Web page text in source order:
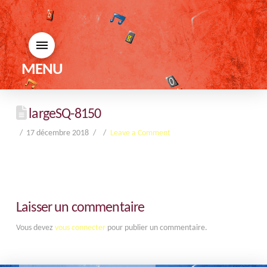
MENU
largeSQ-8150
17 décembre 2018 Leave a Comment
Laisser un commentaire
Vous devez vous connecterpour publier un commentaire.